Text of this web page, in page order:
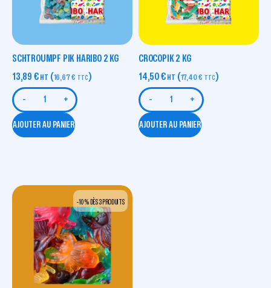
SCHTROUMPF PIK HARIBO 2 KG
13,89 € HT (16,67€ TTC)
- +
AJOUTER AU PANIER
CROCOPIK 2 KG
14,50€ HT (17,40€ TTC)
- +
AJOUTER AU PANIER
-10 % DÈS 3 PRODUITS